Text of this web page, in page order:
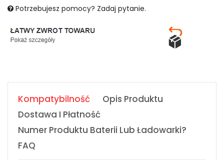
Potrzebujesz pomocy? Zadaj pytanie.
Kompatybilność
Opis Produktu
Dostawa I Płatność
Numer Produktu Baterii Lub Ładowarki?
FAQ